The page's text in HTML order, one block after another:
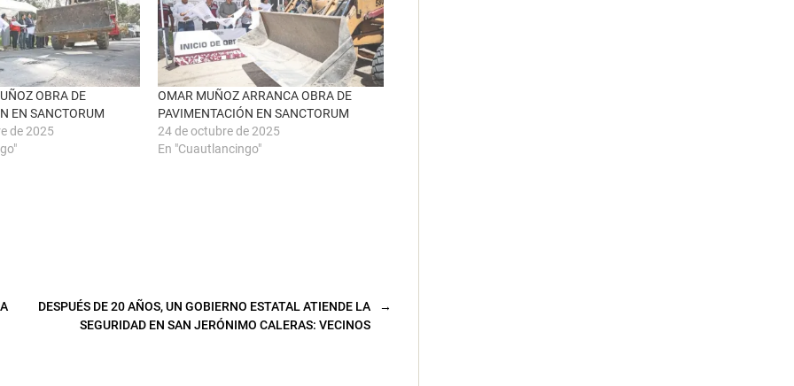
OBRA DE
EN SANCTORUM
de 2025
OMAR MUÑOZ ARRANCA OBRA DE
PAVIMENTACIÓN EN SANCTORUM
24 de octubre de 2025
En "Cuautlancingo"
→
DESPUÉS DE 20 AÑOS, UN GOBIERNO ESTATAL ATIENDE LA
SEGURIDAD EN SAN JERÓNIMO CALERAS: VECINOS